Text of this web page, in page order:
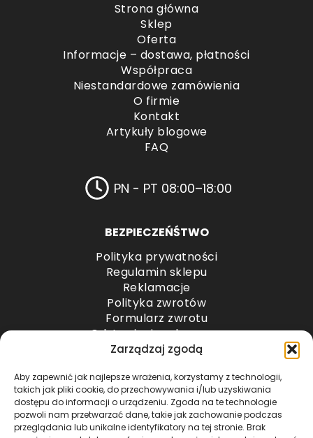
Zarządzaj zgodą
Aby zapewnić jak najlepsze wrażenia, korzystamy z technologii,
takich jak pliki cookie, do przechowywania i/lub uzyskiwania
dostępu do informacji o urządzeniu. Zgoda na te technologie
pozwoli nam przetwarzać dane, takie jak zachowanie podczas
przeglądania lub unikalne identyfikatory na tej stronie. Brak
Strona główna
Sklep
Oferta
Informacje – dostawa, płatności
Współpraca
Niestandardowe zamówienia
O firmie
Kontakt
Artykuły blogowe
FAQ
PN - PT 08:00–18:00
BEZPIECZEŃŚTWO
Polityka prywatności
Regulamin sklepu
Reklamacje
Polityka zwrotów
Formularz zwrotu
Odstąpienie od umowy
Odstąpienie od umowy – przesyłki paletowe
METODY PŁATNOŚCI